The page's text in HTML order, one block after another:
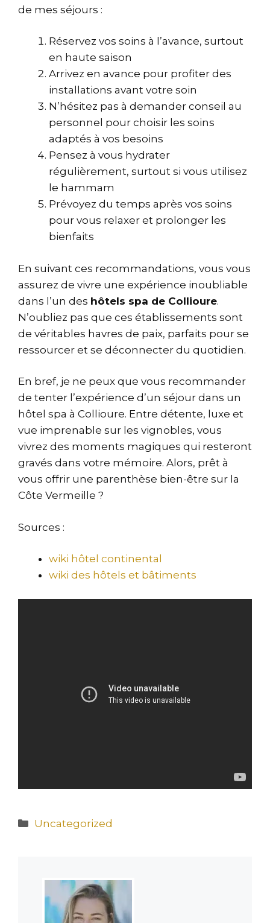
de mes séjours :
Réservez vos soins à l’avance, surtout
en haute saison
Arrivez en avance pour profiter des
installations avant votre soin
N’hésitez pas à demander conseil au
personnel pour choisir les soins
adaptés à vos besoins
Pensez à vous hydrater
régulièrement, surtout si vous utilisez
le hammam
Prévoyez du temps après vos soins
pour vous relaxer et prolonger les
bienfaits
En suivant ces recommandations, vous vous
assurez de vivre une expérience inoubliable
dans l’un des hôtels spa de Collioure.
N’oubliez pas que ces établissements sont
de véritables havres de paix, parfaits pour se
ressourcer et se déconnecter du quotidien.
En bref, je ne peux que vous recommander
de tenter l’expérience d’un séjour dans un
hôtel spa à Collioure. Entre détente, luxe et
vue imprenable sur les vignobles, vous
vivrez des moments magiques qui resteront
gravés dans votre mémoire. Alors, prêt à
vous offrir une parenthèse bien-être sur la
Côte Vermeille ?
Sources :
wiki hôtel continental
wiki des hôtels et bâtiments
Catégories
Uncategorized